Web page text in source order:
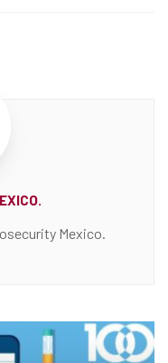
Mexico.